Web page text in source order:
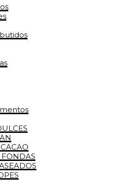
FONDAS